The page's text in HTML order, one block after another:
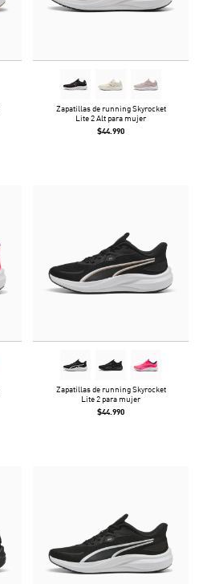
Zapatillas de running Skyrocket
Lite 2 Alt para mujer
$44.990
Zapatillas de running Skyrocket
Lite 2 para mujer
$44.990